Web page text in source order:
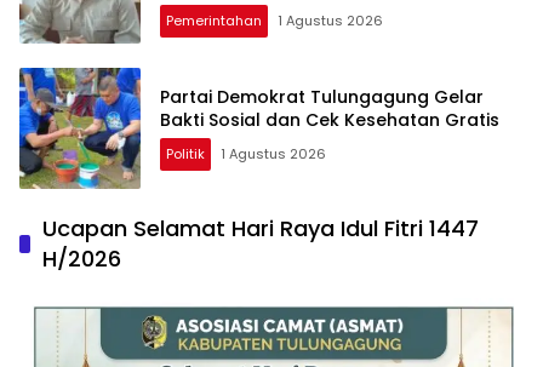
Pemerintahan 1 Agustus 2026
Partai Demokrat Tulungagung Gelar
Bakti Sosial dan Cek Kesehatan Gratis
Politik 1 Agustus 2026
Ucapan Selamat Hari Raya Idul Fitri 1447
H/2026